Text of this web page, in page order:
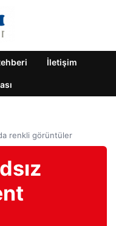
İletişim
renkli görüntüler